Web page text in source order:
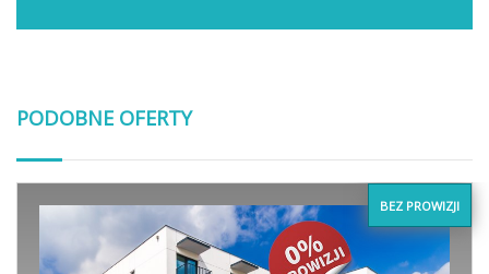
PODOBNE OFERTY
BEZ PROWIZJI